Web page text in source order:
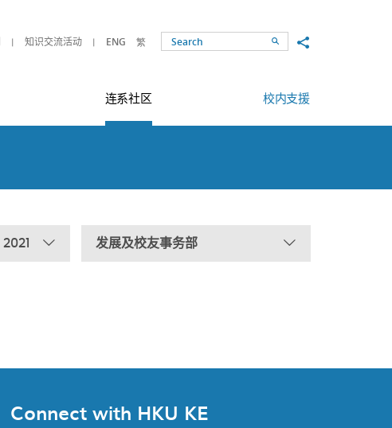
知识交流活动 ENG 繁 SearchShare to
连系社区 校内支援
2021 发展及校友事务部
Connect with HKU KE